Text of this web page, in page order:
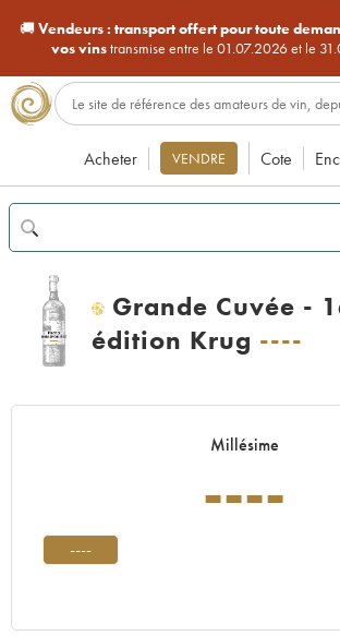
🚚Vendeurs : transport offert pour toute
vos vinstransmise entre le 01.07.2026 et le
Acheter VENDRE Cote
H
Grande Cuvée -
édition Krug ----
Millésime
----
----